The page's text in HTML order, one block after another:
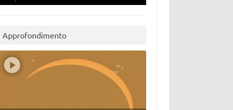
Approfondimento